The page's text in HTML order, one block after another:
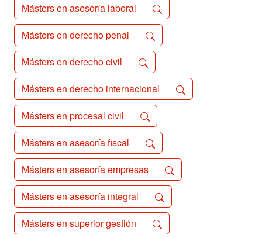
Másters en asesoría laboral
Másters en derecho penal
Másters en derecho civil
Másters en derecho internacional
Másters en procesal civil
Másters en asesoría fiscal
Másters en asesoría empresas
Másters en asesoría integral
Másters en superior gestión